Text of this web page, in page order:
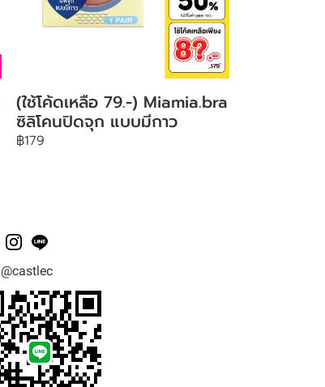
(ใช้โค้ดเหลือ 79.-) Miamia.bra
ซิลิโคนปิดจุก แบบมีกาว
฿179
@castlec